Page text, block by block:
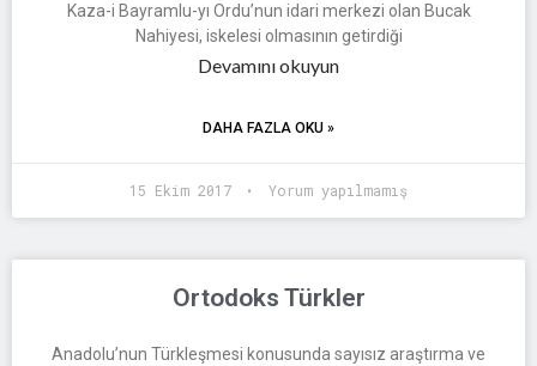
Kaza-i Bayramlu-yı Ordu’nun idari merkezi olan Bucak
Nahiyesi, iskelesi olmasının getirdiği
Devamını okuyun
DAHA FAZLA OKU »
15 Ekim 2017 Yorum yapılmamış
Ortodoks Türkler
Anadolu’nun Türkleşmesi konusunda sayısız araştırma ve